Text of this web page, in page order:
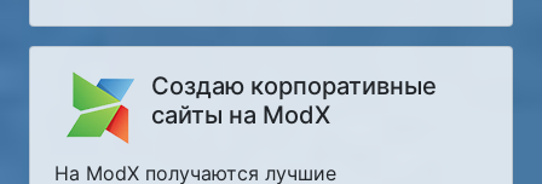
Создаю корпоративные
сайты на ModX
На ModX получаются лучшие